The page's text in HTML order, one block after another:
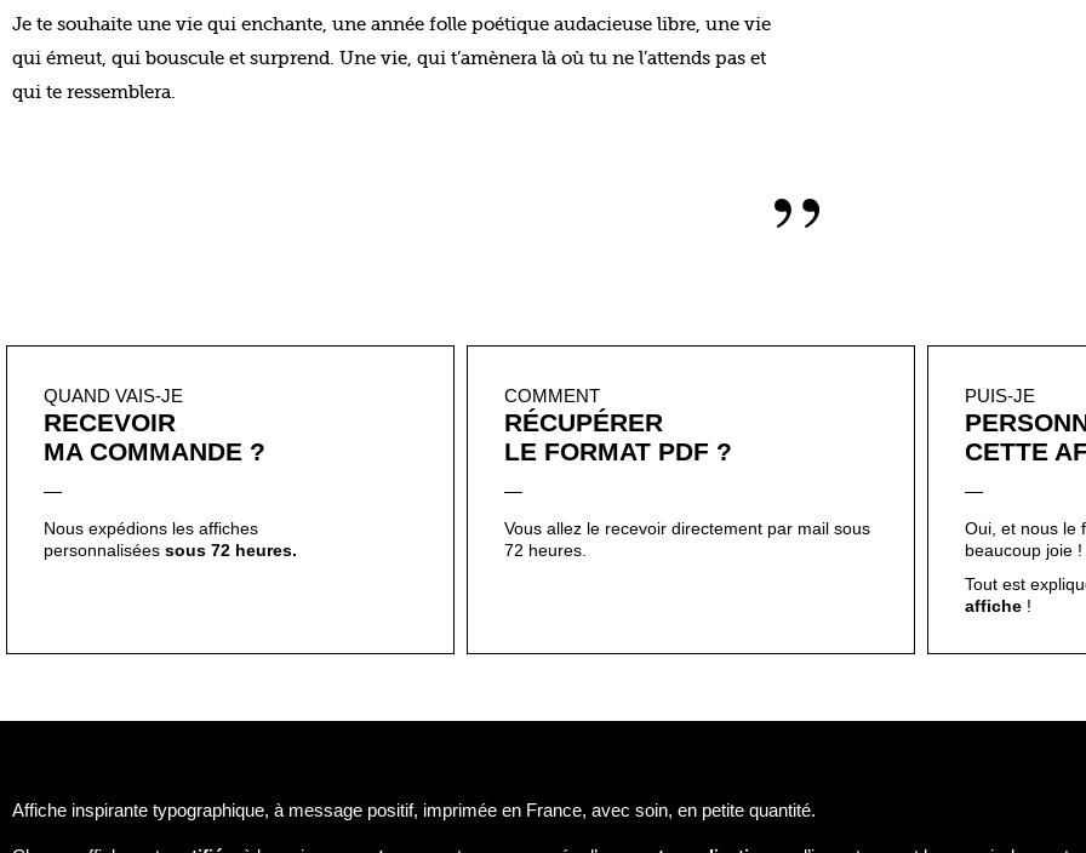
Je te souhaite une vie qui enchante, une année folle poétique audacieuse libre, une vie
qui émeut, qui bouscule et surprend. Une vie, qui t’amènera là où tu ne l’attends pas et
qui te ressemblera.
”
QUAND VAIS-JE
RECEVOIR
MA COMMANDE ?
Nous expédions les affiches
personnalisées sous 72 heures.
COMMENT
RÉCUPÉRER
LE FORMAT PDF ?
Vous allez le recevoir directement par mail sous
72 heures.
PUIS-JE
CETTE
Oui, et nous le
beaucoup joie !
Tout est
affiche !
Affiche inspirante typographique, à message positif, imprimée en France, avec soin, en petite quantité.